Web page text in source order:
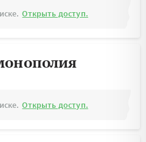
Открыть доступ.
Открыть доступ.